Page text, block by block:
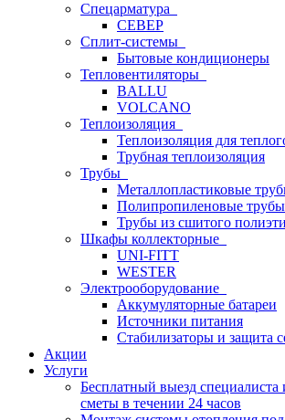
Спецарматура
СЕВЕР
Сплит-системы
Бытовые кондиционеры
Тепловентиляторы
BALLU
VOLCANO
Теплоизоляция
Теплоизоляция для
Трубная теплоизоляция
Трубы
Металлопластиковые
Полипропиленовые трубы
Трубы из сшитого
Шкафы коллекторные
UNI-FITT
WESTER
Электрооборудование
Аккумуляторные батареи
Источники питания
Стабилизаторы и защита
Акции
Услуги
Бесплатный выезд специалиста
сметы в течении 24 часов